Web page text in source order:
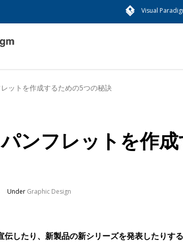
Visual
ットを作成するための5つの秘訣
ンフレットを作
Under Graphic Design
伝したり、新製品の新シリーズを発表したりす